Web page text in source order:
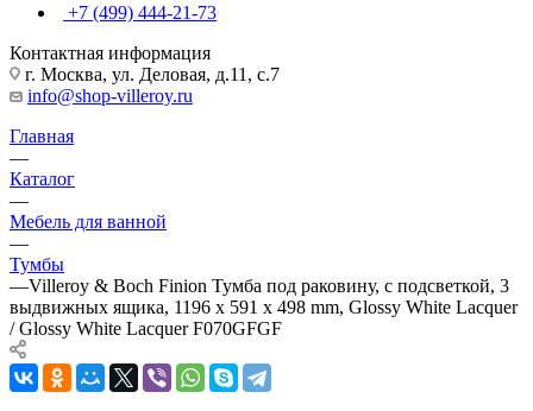
+7 (499) 444-21-73
Контактная информация
г. Москва, ул. Деловая, д.11, с.7
info@shop-villeroy.ru
Главная
—
Каталог
—
Мебель для ванной
—
Тумбы
—Villeroy & Boch Finion Тумба под раковину, с подсветкой, 3
выдвижных ящика, 1196 x 591 x 498 mm, Glossy White Lacquer
/ Glossy White Lacquer F070GFGF